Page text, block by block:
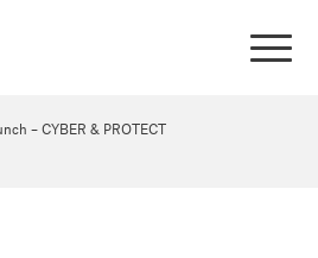
– CYBER & PROTECT